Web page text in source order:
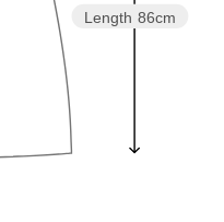
Length 86cm